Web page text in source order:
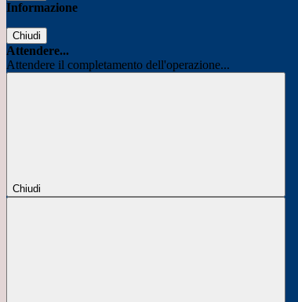
Informazione
Chiudi
Attendere...
Attendere il completamento dell'operazione...
Chiudi